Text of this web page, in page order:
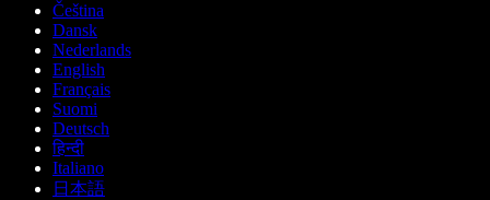
Čeština
Dansk
Nederlands
English
Français
Suomi
Deutsch
हिन्दी
Italiano
日本語